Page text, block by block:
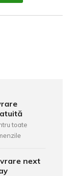
toate
next